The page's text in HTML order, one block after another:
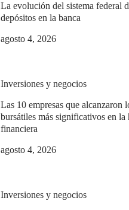
La evolución del sistema federal
depósitos en la banca
agosto 4, 2026
Inversiones y negocios
Las 10 empresas que alcanzaron
bursátiles más significativos en la
financiera
agosto 4, 2026
Inversiones y negocios